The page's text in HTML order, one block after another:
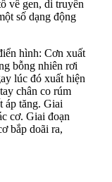
về gen, di truyền
số dạng động
hình: Cơn xuất
bỗng nhiên rơi
lúc đó xuất hiện
chân co rúm
áp tăng. Giai
cơ. Giai đoạn
bắp doãi ra,